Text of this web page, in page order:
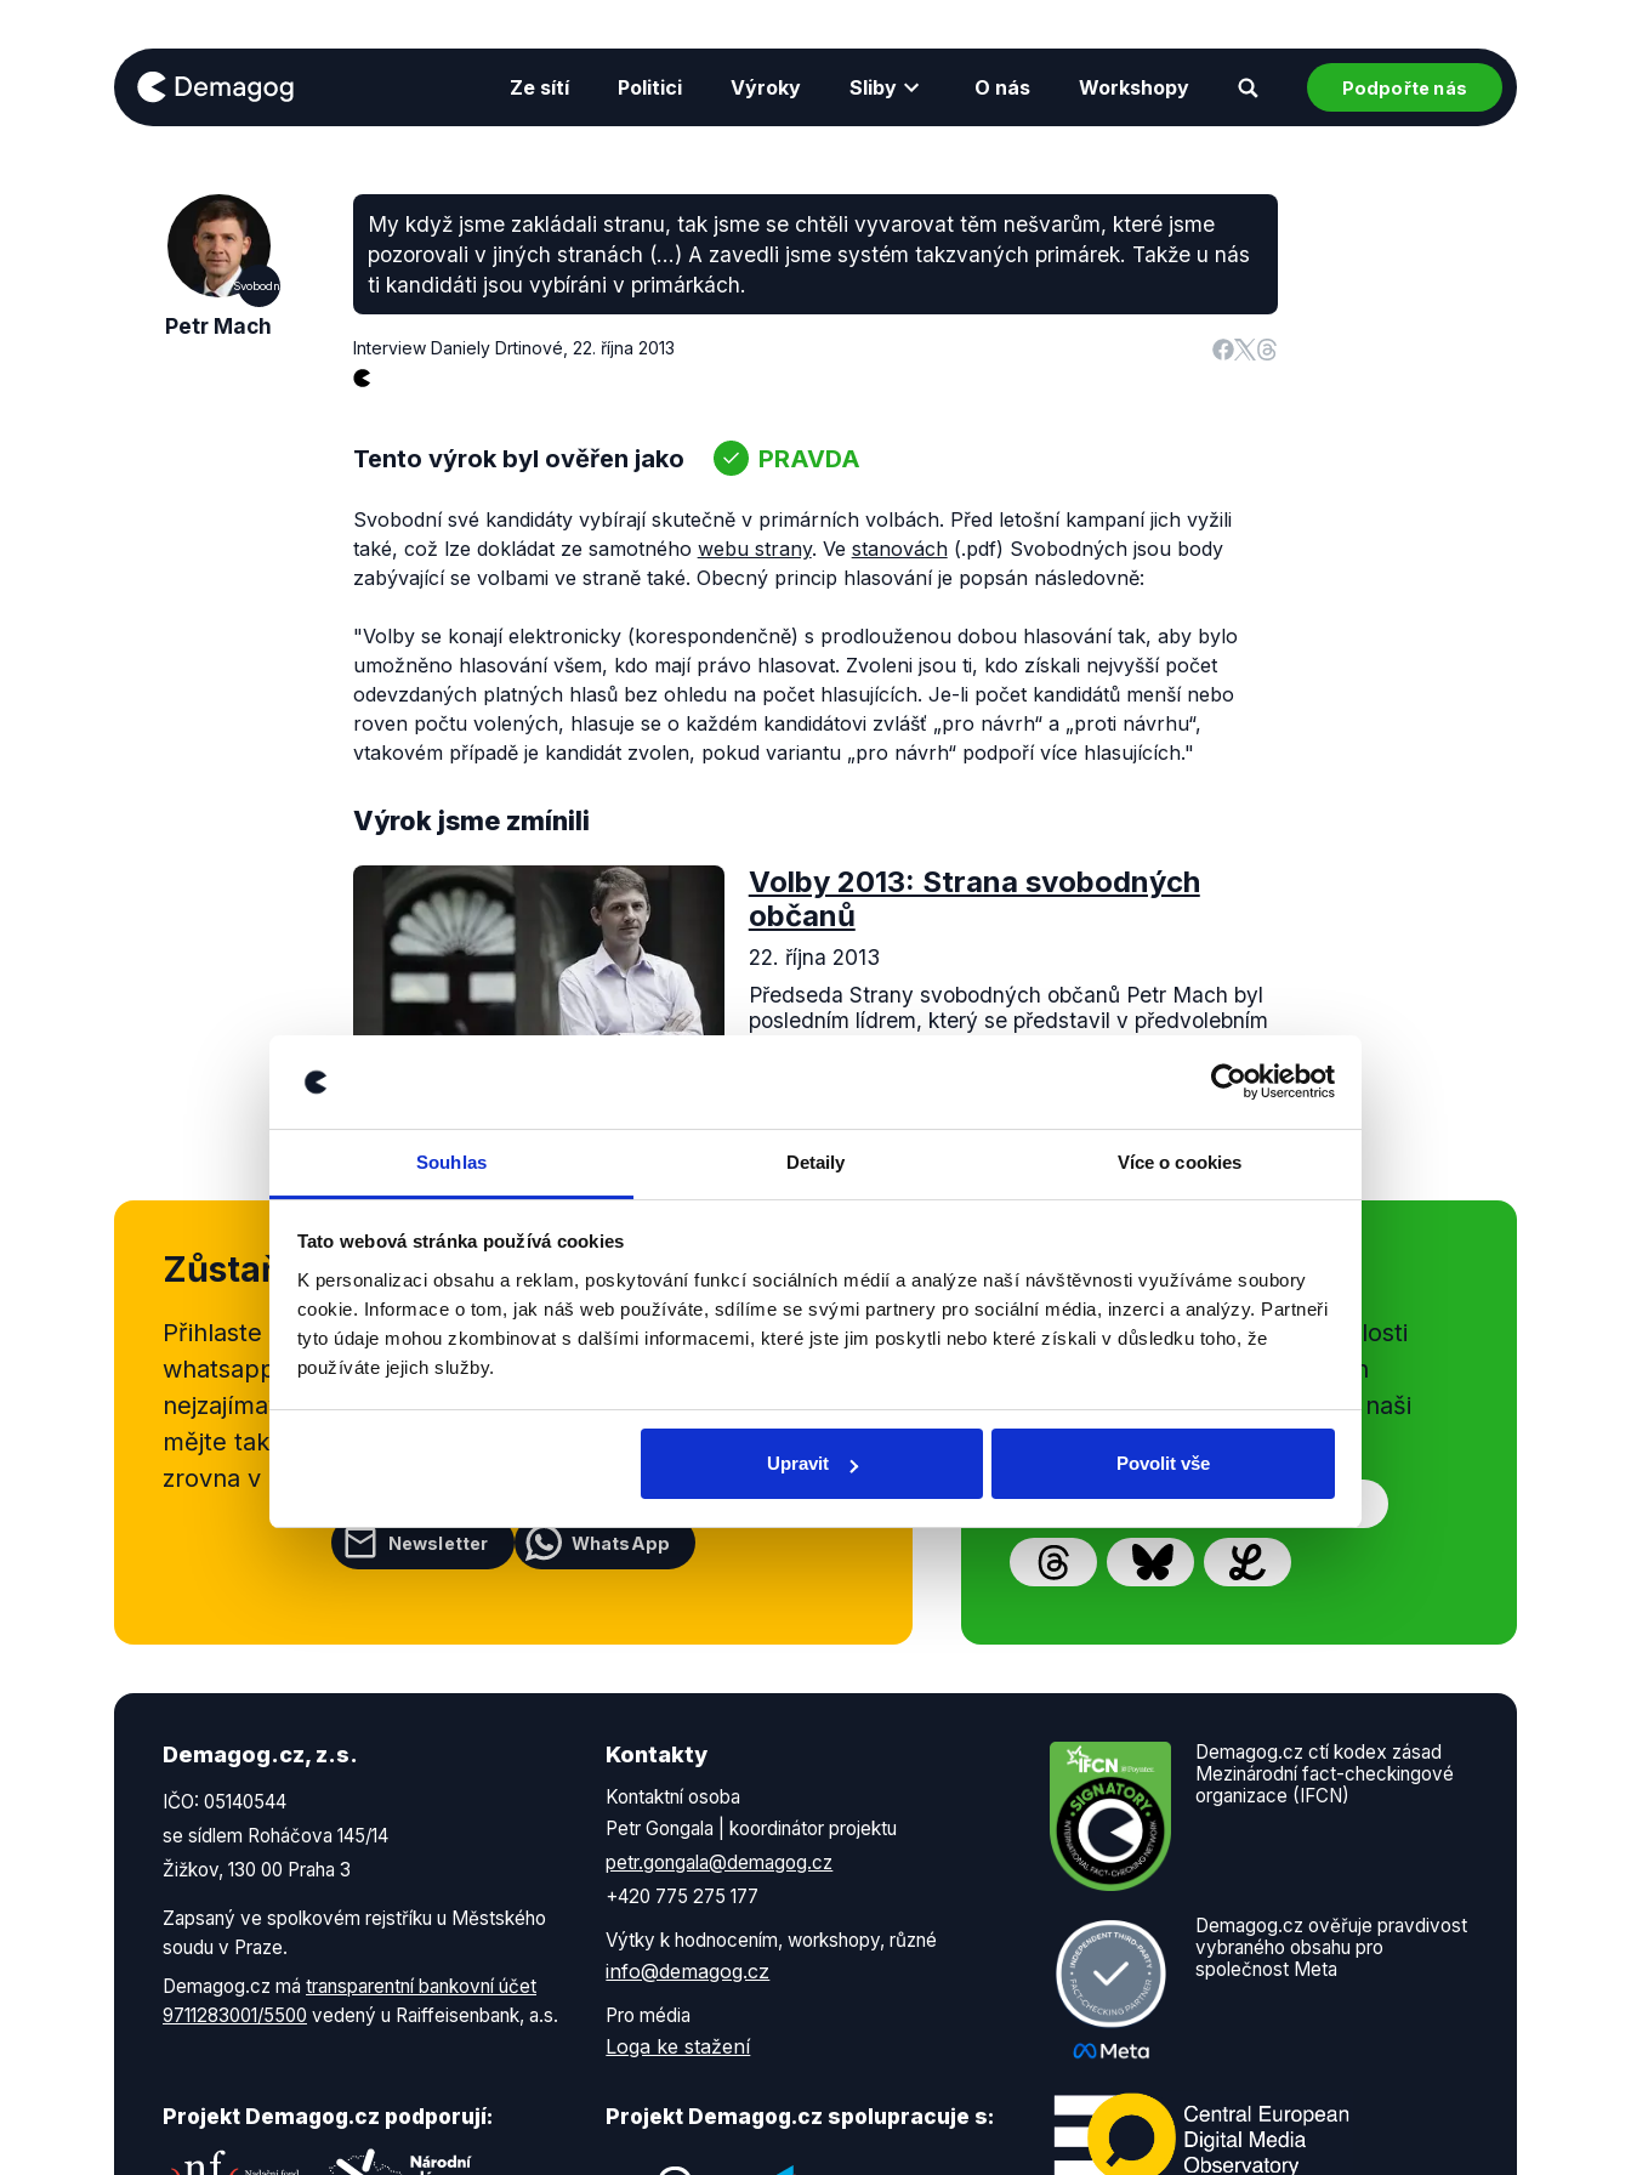
Souhlas Detaily Více o cookies
Tato webová stránka používá cookies
K personalizaci obsahu a reklam, poskytování funkcí sociálních médií a analýze naší návštěvnosti využíváme soubory
cookie. Informace o tom, jak náš web používáte, sdílíme se svými partnery pro sociální média, inzerci a analýzy. Partneři
tyto údaje mohou zkombinovat s dalšími informacemi, které jste jim poskytli nebo které získali v důsledku toho, že
používáte jejich služby.
Upravit Povolit vše
Ze sítí Politici Výroky Sliby O nás Workshopy Podpořte nás
Svobodní
Petr Mach
My když jsme zakládali stranu, tak jsme se chtěli vyvarovat těm nešvarům, které jsme
pozorovali v jiných stranách (...) A zavedli jsme systém takzvaných primárek. Takže u nás
ti kandidáti jsou vybíráni v primárkách.
Interview Daniely Drtinové 22. října 2013
Tento výrok byl ověřen jako PRAVDA
Svobodní své kandidáty vybírají skutečně v primárních volbách. Před letošní kampaní jich vyžili
také, což lze dokládat ze samotného webu strany. Ve stanovách(.pdf) Svobodných jsou body
zabývající se volbami ve straně také. Obecný princip hlasování je popsán následovně:
"Volby se konají elektronicky (korespondenčně) s prodlouženou dobou hlasování tak, aby bylo
umožněno hlasování všem, kdo mají právo hlasovat. Zvoleni jsou ti, kdo získali nejvyšší počet
odevzdaných platných hlasů bez ohledu na počet hlasujících. Je-li počet kandidátů menší nebo
roven počtu volených, hlasuje se o každém kandidátovi zvlášť „pro návrh“ a „proti návrhu“,
vtakovém případě je kandidát zvolen, pokud variantu „pro návrh“ podpoří více hlasujících."
Výrok jsme zmínili
Volby 2013: Strana svobodných
občanů
22. října 2013
Předseda Strany svobodných občanů Petr Mach byl
posledním lídrem, který se představil v předvolebním
Číst dál
Zůstaňme v kontaktu
Přihlaste se k odběru našehonewsletteru nebo
whatsappového kanálu, kde pravidelně přinášíme shrnutí
nejzajímavějších článků a analýz. Začněte nás odebírat, a
mějte tak přehled o tom, jaké dezinformace a nepravdy se
zrovna v Česku šíří.
Newsletter WhatsApp
Sociální sítě
Nenechte si ujít nejnovější události
z Demagog.cz. Sdílením našich
příspěvků přátelům podpoříte naši
Demagog.cz, z.s.
IČO: 05140544
se sídlem Roháčova 145/14
Žižkov, 130 00 Praha 3
Zapsaný ve spolkovém rejstříku u Městského
soudu v Praze.
Demagog.cz má transparentní bankovní účet
9711283001/5500 vedený u Raiffeisenbank, a.s.
Kontakty
Kontaktní osoba
Petr Gongala | koordinátor projektu
petr.gongala@demagog.cz
+420 775 275 177
Výtky k hodnocením, workshopy, různé
info@demagog.cz
Pro média
Loga ke stažení
Projekt Demagog.cz podporují: Projekt Demagog.cz spolupracuje s:
Demagog.cz ctí kodex zásad
Mezinárodní fact-checkingové
organizace (IFCN)
Demagog.cz ověřuje pravdivost
vybraného obsahu pro
společnost Meta